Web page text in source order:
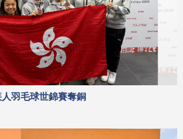
羽毛球世錦賽奪銅